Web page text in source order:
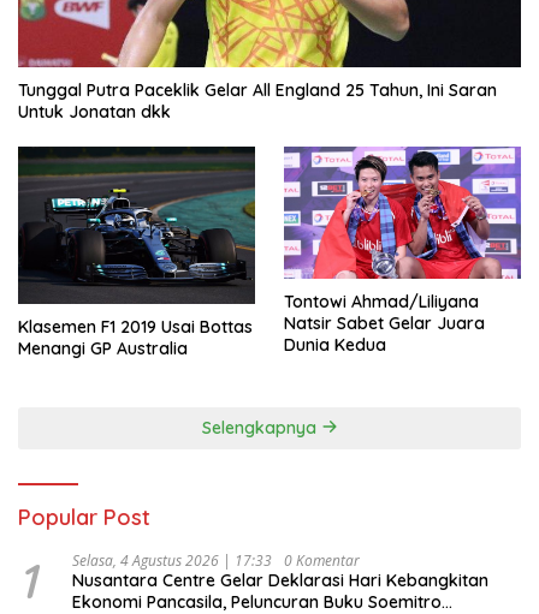
Tunggal Putra Paceklik Gelar All England 25 Tahun, Ini Saran
Untuk Jonatan dkk
Klasemen F1 2019 Usai Bottas
Menangi GP Australia
Tontowi Ahmad/Liliyana
Natsir Sabet Gelar Juara
Dunia Kedua
Selengkapnya
Popular Post
1 Selasa, 4 Agustus 2026 | 17:33 0 Komentar
Nusantara Centre Gelar Deklarasi Hari Kebangkitan
Ekonomi Pancasila, Peluncuran Buku Soemitro